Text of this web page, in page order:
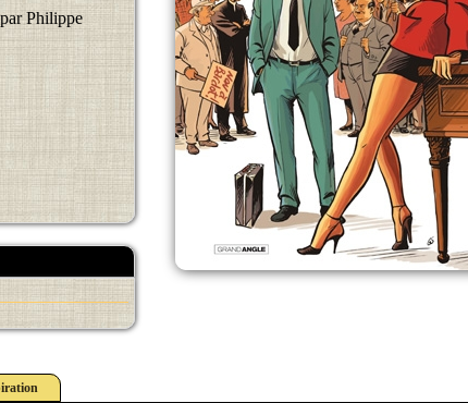
Philippe